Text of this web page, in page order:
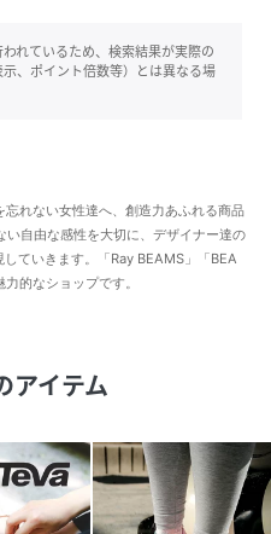
れているため、検索結果が実際の
、ポイント倍数等）とは異なる場
れない女性達へ、創造力あふれる商品
自由な感性を大切に、デザイナー達の
ていきます。「Ray BEAMS」「BEA
的なショップです。
アイテム